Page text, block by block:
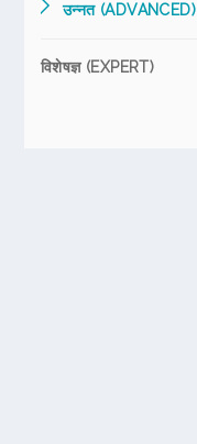
उन्नत (ADVANCED)
विशेषज्ञ (EXPERT)